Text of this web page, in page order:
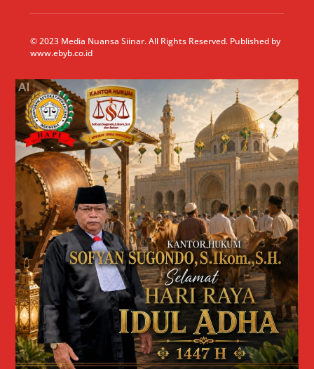
© 2023 Media Nuansa Siinar. All Rights Reserved. Published by
www.ebyb.co.id